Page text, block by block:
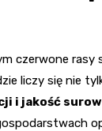
czerwone rasy
liczy się nie
i jakość